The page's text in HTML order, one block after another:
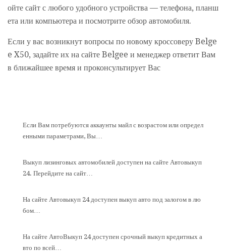
ойте сайт с любого удобного устройства — телефона, планш
ета или компьютера и посмотрите обзор автомобиля.
Если у вас возникнут вопросы по новому кроссоверу Belge
e X50, задайте их на сайте Belgee и менеджер ответит Вам
в ближайшее время и проконсультирует Вас
Если Вам потребуются аккаунты майл с возрастом или определ
енными параметрами, Вы…
Выкуп лизинговых автомобилей доступен на сайте Автовыкуп
24. Перейдите на сайт…
На сайте Автовыкуп 24 доступен выкуп авто под залогом в лю
бом…
На сайте АвтоВыкуп 24 доступен срочный выкуп кредитных а
вто по всей…